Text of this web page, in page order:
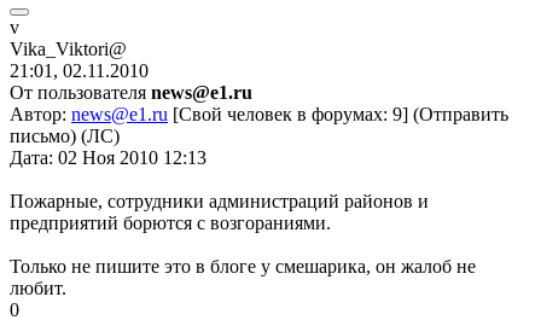
v
Vika_Viktori@
21:01, 02.11.2010
От пользователя news@e1.ru
Автор: news@e1.ru [Свой человек в форумах: 9] (Отправить
письмо) (ЛС)
Дата: 02 Ноя 2010 12:13
Пожарные, сотрудники администраций районов и
предприятий борются с возгораниями.
Только не пишите это в блоге у смешарика, он жалоб не
любит.
0